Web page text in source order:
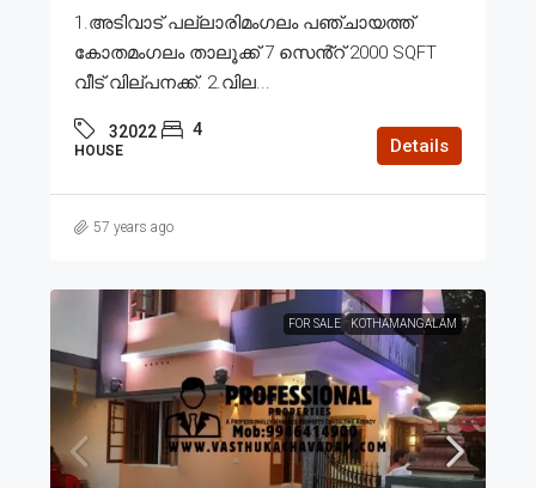
1.അടിവാട് പല്ലാരിമംഗലം പഞ്ചായത്ത്
കോതമംഗലം താലൂക്ക് 7 സെൻ്റ് 2000 SQFT
വീട് വില്പനക്ക്. 2.വില...
32022 4
HOUSE Details
57 years ago
FOR SALE KOTHAMANGALAM